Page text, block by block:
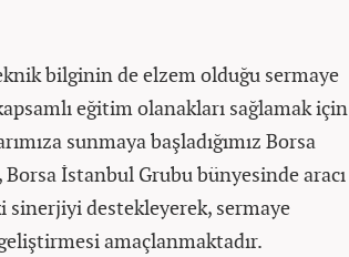
bilginin de elzem olduğu sermaye
eğitim olanakları sağlamak için
sunmaya başladığımız Borsa
İstanbul Grubu bünyesinde aracı
sinerjiyi destekleyerek, sermaye
amaçlanmaktadır.